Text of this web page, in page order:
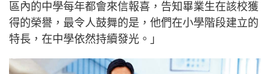
區內的中學每年都會來信報喜，告知畢業生在該校獲
得的榮譽，最令人鼓舞的是，他們在小學階段建立的
特長，在中學依然持續發光。」